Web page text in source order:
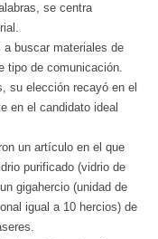
se centra
buscar materiales de
tipo de comunicación.
su elección recayó en el
en el candidato ideal
un artículo en el que
purificado (vidrio de
gigahercio (unidad de
igual a 10 hercios) de